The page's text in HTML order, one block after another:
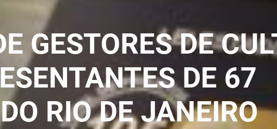
GESTORES DE
DE 67
RIO DE JANEIRO